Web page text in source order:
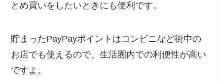
とめ買いをしたいときにも便利です。
貯まったPayPayポイントはコンビニなど街中の
お店でも使えるので、生活圏内での利便性が高い
ですよ。